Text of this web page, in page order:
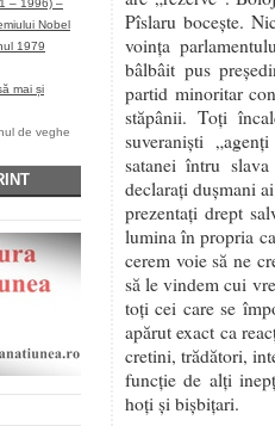
– 1996) –
Nobel
1979
mai și
de veghe
Pîslaru bocește.
voința
bâlbâit pus
partid minoritar
stăpânii. Toți
suveraniști
satanei întru
declarați dușmani
prezentați drept
lumina în propria
cerem voie să ne
să le vindem cui
toți cei care se
apărut exact ca
cretini, trădători,
funcție de alți
hoți și bișbițari.